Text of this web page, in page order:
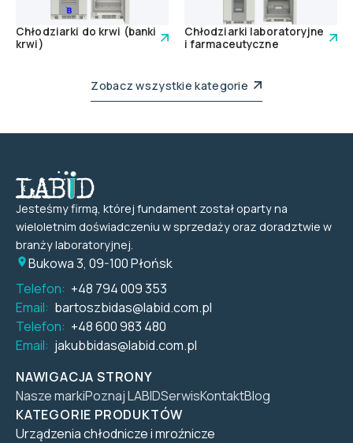
Chłodziarki do krwi (banki
krwi)
Chłodziarki laboratoryjne
i farmaceutyczne
Zobacz wszystkie kategorie
Jesteśmy firmą, której fundament został oparty na
wieloletnim doświadczeniu w sprzedaży oraz doradztwie w
branży laboratoryjnej.
Bukowa 3, 09-100 Płońsk
Telefon: +48 794 009 353
Email: bartoszbidas@labid.com.pl
Telefon: +48 600 983 480
Email: jakubbidas@labid.com.pl
NAWIGACJA STRONY
Nasze markiPoznaj LABIDSerwisKontaktBlog
KATEGORIE PRODUKTÓW
Urządzenia chłodnicze i mroźnicze